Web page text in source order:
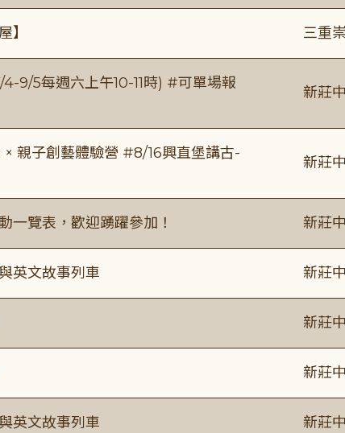
】 三重
4-9/5每週六上午10-11時) #可單場報
新莊
× 親子創藝體驗營 #8/16興直堡講古-
新莊
一覽表，歡迎踴躍參加！ 新莊
英文故事列車 新莊
新莊
新莊
英文故事列車 新莊